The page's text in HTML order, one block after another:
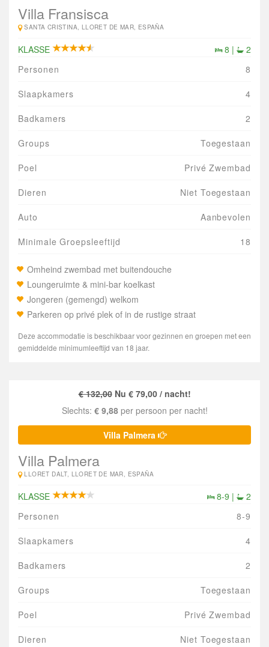
Villa Fransisca
SANTA CRISTINA, LLORET DE MAR, ESPAÑA
KLASSE 8 |
2
Personen
8
Slaapkamers 4
Badkamers 2
Groups Toegestaan
Poel Privé Zwembad
Dieren Niet Toegestaan
Auto Aanbevolen
Minimale Groepsleeftijd 18
Omheind zwembad met buitendouche
Loungeruimte & mini-bar koelkast
Jongeren (gemengd) welkom
Parkeren op privé plek of in de rustige straat
Deze accommodatie is beschikbaar voor gezinnen en groepen met een
gemiddelde minimumleeftijd van 18 jaar.
€ 132,00Nu € 79,00 / nacht!
Slechts: € 9,88per persoon per nacht!
Villa Palmera
Villa Palmera
LLORET DALT, LLORET DE MAR, ESPAÑA
KLASSE 8-9 |
2
Personen
8-9
Slaapkamers 4
Badkamers 2
Groups Toegestaan
Poel Privé Zwembad
Dieren Niet Toegestaan